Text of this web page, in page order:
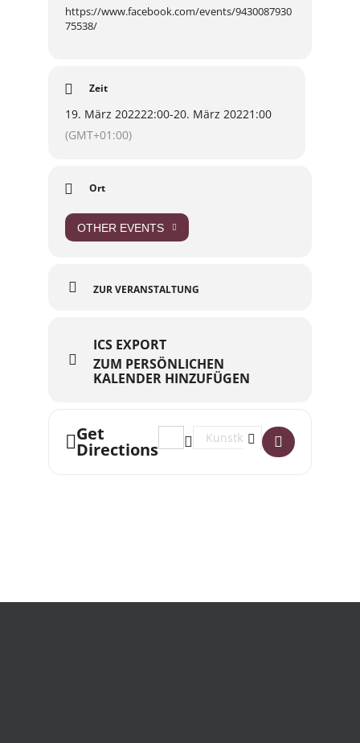
https://www.facebook.com/events/9430087930
75538/
Zeit
19. März 202222:00-20. März 20221:00
(GMT+01:00)
Ort
OTHER EVENTS
ZUR VERANSTALTUNG
ICS EXPORT
ZUM PERSÖNLICHEN
KALENDER HINZUFÜGEN
Get
Directions
Address - La Bumms - Die fette
Destination Address - La